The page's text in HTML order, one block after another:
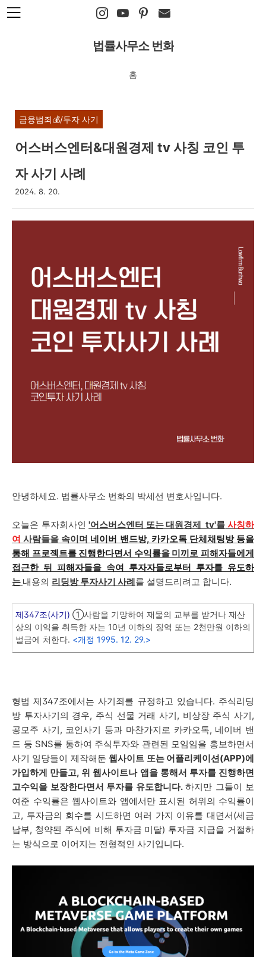
본문 바로가기
법률사무소 번화
홈
금융범죄💰/투자 사기
어스버스엔터&대원경제 tv 사칭 코인 투
자 사기 사례
2024. 8. 20.
안녕하세요. 법률사무소 번화의 박세선 변호사입니다.
오늘은 투자회사인 '어스버스엔터 또는 대원경제 tv'를 사칭하
여 사람들을 속이며 네이버 밴드방, 카카오톡 단체채팅방 등을
통해 프로젝트를 진행한다면서 수익률을 미끼로 피해자들에게
접근한 뒤 피해자들을 속여 투자자들로부터 투자를 유도하
는 내용의 리딩방 투자사기 사례를 설명드리려고 합니다.
제347조(사기) ①사람을 기망하여 재물의 교부를 받거나 재산
상의 이익을 취득한 자는 10년 이하의 징역 또는 2천만원 이하의
벌금에 처한다. <개정 1995. 12. 29.>
형법 제347조에서는 사기죄를 규정하고 있습니다. 주식리딩
방 투자사기의 경우, 주식 선물 거래 사기, 비상장 주식 사기,
공모주 사기, 코인사기 등과 마찬가지로 카카오톡, 네이버 밴
드 등 SNS를 통하여 주식투자와 관련된 모임임을 홍보하면서
사기 일당들이 제작해둔 웹사이트 또는 어플리케이션(APP)에
가입하게 만들고, 위 웹사이트나 앱을 통해서 투자를 진행하면
고수익을 보장한다면서 투자를 유도합니다. 하지만 그들이 보
여준 수익률은 웹사이트와 앱에서만 표시된 허위의 수익률이
고, 투자금의 회수를 시도하면 여러 가지 이유를 대면서(세금
납부, 청약된 주식에 비해 투자금 미달) 투자금 지급을 거절하
는 방식으로 이어지는 전형적인 사기입니다.